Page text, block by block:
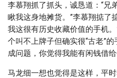
李慕翔抓了抓头，诚恳道：“兄
瞅我这身地摊货。”李慕翔掂了
我这很有历史收藏价值的手机
个叫不上牌子但确实很“古老”
成问题，你觉得我能有闲钱借
马龙细一想也觉得是这样，平